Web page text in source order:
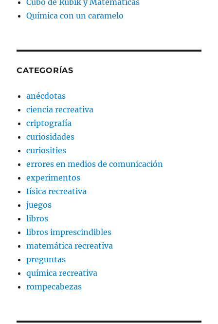
Química con un caramelo
CATEGORÍAS
anécdotas
ciencia recreativa
criptografía
curiosidades
curiosities
errores en medios de comunicación
experimentos
física recreativa
juegos
libros
libros imprescindibles
matemática recreativa
preguntas
química recreativa
rompecabezas